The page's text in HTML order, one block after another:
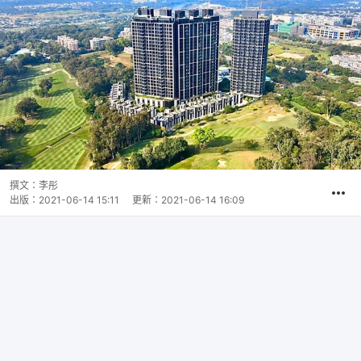
撰文： 李彤
出版： 2021-06-14 15:11 更新： 2021-06-14 16:09